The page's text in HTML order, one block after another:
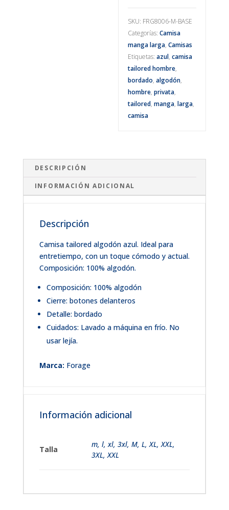
SKU: FRG8006-M-BASE
Categorías:Camisa
manga larga,Camisas
Etiquetas:azul,camisa
tailored hombre,
bordado,algodón,
hombre,privata,
tailored,manga,larga,
camisa
DESCRIPCIÓN
INFORMACIÓN ADICIONAL
Descripción
Camisa tailored algodón azul. Ideal para
entretiempo, con un toque cómodo y actual.
Composición: 100% algodón.
Composición: 100% algodón
Cierre: botones delanteros
Detalle: bordado
Cuidados: Lavado a máquina en frío. No
usar lejía.
Marca: Forage
Información adicional
Talla
m, l,xl, 3xl, M, L, XL, XXL,
3XL,XXL